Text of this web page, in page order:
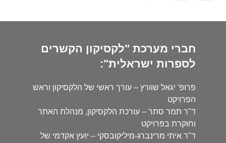
חברי מערכת "לקסיקון הקשרים
לספרות ישראלית":
פרופ' יגאל שוורץ – עורך ראשי של הלקסיקון וראש
הפרויקט
ד"ר תמר סתר – עורכת הלקסיקון, מנהלת האתר
וחוקרת בפרויקט
ד"ר איתי מרינברג-מיליקובסקי – יועץ אקדמי של